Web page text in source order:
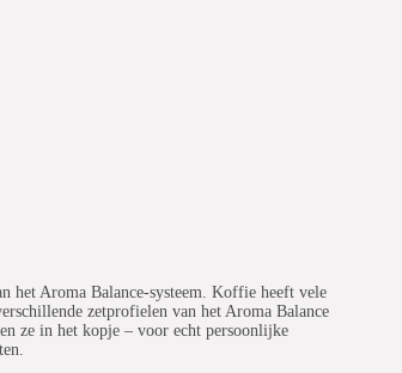
het Aroma Balance-systeem. Koffie heeft vele
zetprofielen van het Aroma Balance
ze in het kopje – voor echt persoonlijke